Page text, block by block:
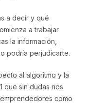
a decir y qué
a trabajar
la información,
podría perjudicarte.
al algoritmo y la
que sin dudas nos
como